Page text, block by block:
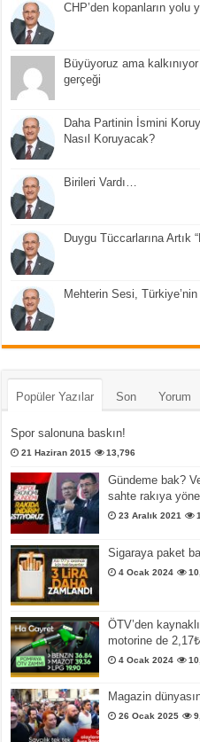
CHP’den kopanların yolu
Büyüyoruz ama
gerçeği
Daha Partinin İsmini
Nasıl Koruyacak?
Birileri Vardı…
Duygu Tüccarlarına Artık
Mehterin Sesi, Türkiye’nin
Popüler Yazılar Son Yorum
Spor salonuna baskın!
21 Haziran 2015 13,796
Gündeme bak?
sahte rakıya
23 Aralık 2021
Sigaraya paket
4 Ocak 2024
ÖTV’den
motorine de
4 Ocak 2024
Magazin
26 Ocak 2025